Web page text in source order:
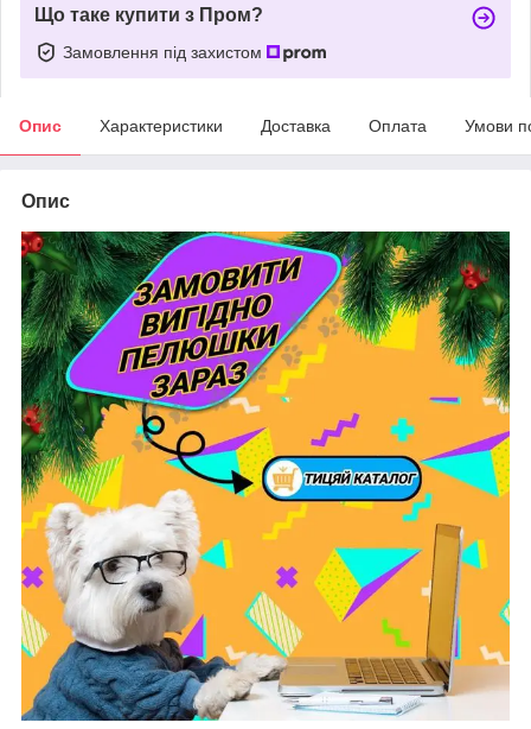
Що таке купити з Пром?
Замовлення під захистом
Опис Характеристики Доставка Оплата Умови
Опис